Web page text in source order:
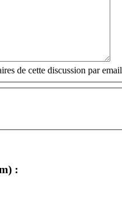
de cette discussion par email
: